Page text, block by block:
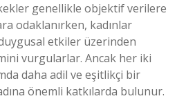
genellikle objektif verilere
odaklanırken, kadınlar
etkiler üzerinden
vurgularlar. Ancak her iki
daha adil ve eşitlikçi bir
önemli katkılarda bulunur.